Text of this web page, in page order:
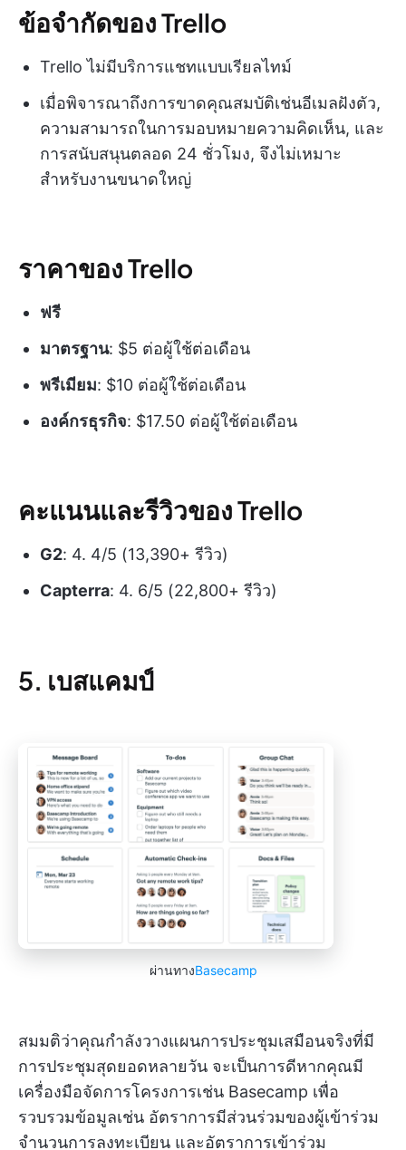
ข้อจำกัดของ Trello
Trello ไม่มีบริการแชทแบบเรียลไทม์
เมื่อพิจารณาถึงการขาดคุณสมบัติเช่นอีเมลฝังตัว,
ความสามารถในการมอบหมายความคิดเห็น, และ
การสนับสนุนตลอด 24 ชั่วโมง, จึงไม่เหมาะ
สำหรับงานขนาดใหญ่
ราคาของ Trello
ฟรี
มาตรฐาน: $5 ต่อผู้ใช้ต่อเดือน
พรีเมียม: $10 ต่อผู้ใช้ต่อเดือน
องค์กรธุรกิจ: $17.50 ต่อผู้ใช้ต่อเดือน
คะแนนและรีวิวของ Trello
G2: 4. 4/5 (13,390+ รีวิว)
Capterra: 4. 6/5 (22,800+ รีวิว)
5. เบสแคมป์
ผ่านทางBasecamp
สมมติว่าคุณกำลังวางแผนการประชุมเสมือนจริงที่มี
การประชุมสุดยอดหลายวัน จะเป็นการดีหากคุณมี
เครื่องมือจัดการโครงการเช่น Basecamp เพื่อ
รวบรวมข้อมูลเช่น อัตราการมีส่วนร่วมของผู้เข้าร่วม
จำนวนการลงทะเบียน และอัตราการเข้าร่วม